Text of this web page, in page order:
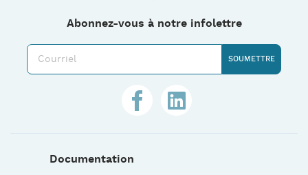
Abonnez-vous à notre infolettre
Documentation